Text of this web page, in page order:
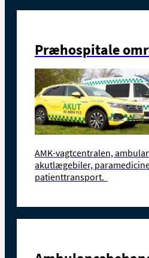
Præhospitale
AMK-vagtcentralen,
akutlægebiler,
patienttransport.